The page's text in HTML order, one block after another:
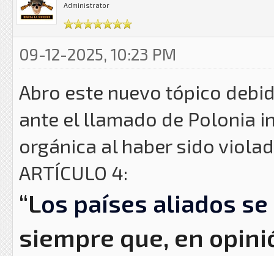
Administrator
09-12-2025, 10:23 PM
Abro este nuevo tópico
ante el llamado de Polonia
orgánica al haber sido
ARTÍCULO 4:
“Los países aliados se
siempre que, en